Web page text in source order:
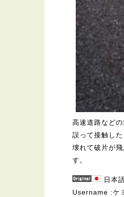
高速道路など
誤って接触し
壊れて破片が
す。
日本
Username
ケ